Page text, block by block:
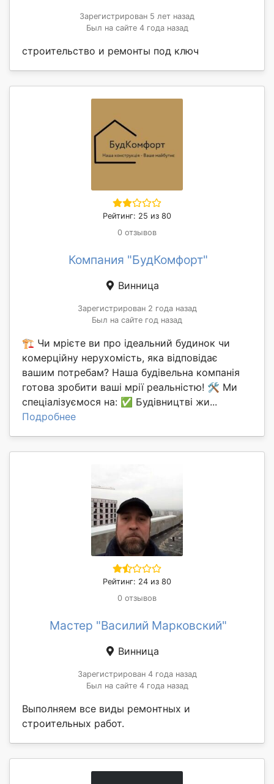
Зарегистрирован 5 лет назад
Был на сайте 4 года назад
строительство и ремонты под ключ
Рейтинг: 25 из 80
0 отзывов
Компания "БудКомфорт"
Винница
Зарегистрирован 2 года назад
Был на сайте год назад
🏗️ Чи мрієте ви про ідеальний будинок чи
комерційну нерухомість, яка відповідає
вашим потребам? Наша будівельна компанія
готова зробити ваші мрії реальністю! 🛠️ Ми
спеціалізуємося на: ✅ Будівництві жи...
Подробнее
Рейтинг: 24 из 80
0 отзывов
Мастер "Василий Марковский"
Винница
Зарегистрирован 4 года назад
Был на сайте 4 года назад
Выполняем все виды ремонтных и
строительных работ.